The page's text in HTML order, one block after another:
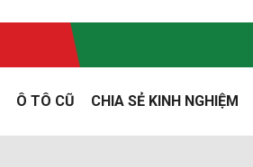
Ô TÔ CŨ CHIA SẺ KINH NGHIỆM